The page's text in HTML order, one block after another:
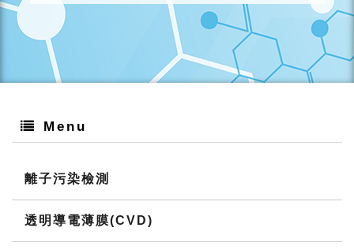
Menu
離子污染檢測
透明導電薄膜(CVD)